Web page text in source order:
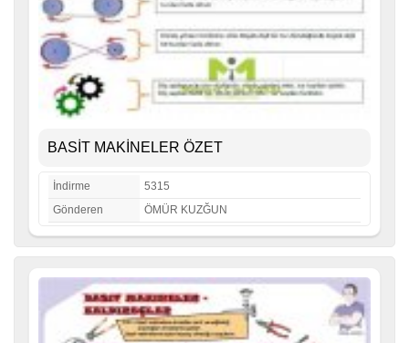
BASİT MAKİNELER ÖZET
İndirme
5315
Gönderen
ÖMÜR KUZĞUN